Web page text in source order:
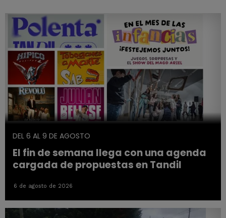
DEL 6 AL 9 DE AGOSTO
El fin de semana llega con una agenda
cargada de propuestas en Tandil
6 de agosto de 2026